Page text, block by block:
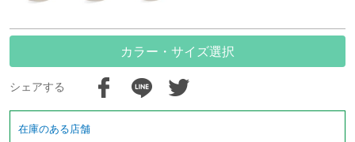
カラー・サイズ選択
シェアする
在庫のある店舗